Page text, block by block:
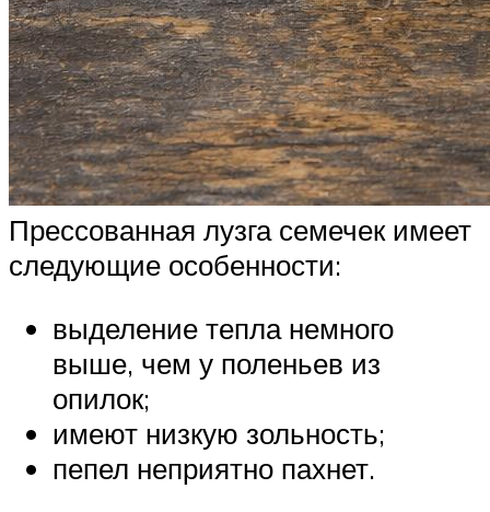
Прессованная лузга семечек имеет
следующие особенности:
выделение тепла немного
выше, чем у поленьев из
опилок;
имеют низкую зольность;
пепел неприятно пахнет.